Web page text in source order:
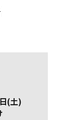
(土)